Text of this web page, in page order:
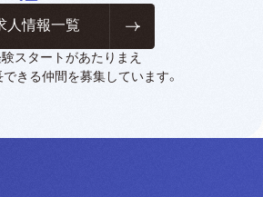
人情報一覧
スタートがあたりまえ
きる仲間を募集しています。